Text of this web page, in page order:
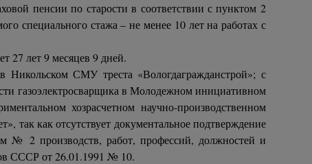
пенсии по старости в соответствии с пунктом 2
специального стажа – не менее 10 лет на работах с
27 лет 9 месяцев 9 дней.
Никольском СМУ треста «Вологдагражданстрой»; с
газоэлектросварщика в Молодежном инициативном
хозрасчетном научно-производственном
так как отсутствует документальное подтверждение
№ 2 производств, работ, профессий, должностей и
СССР от 26.01.1991 № 10.